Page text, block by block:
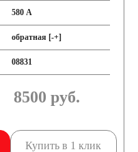
580 А
обратная [-+]
08831
8500 руб.
Купить в 1 клик